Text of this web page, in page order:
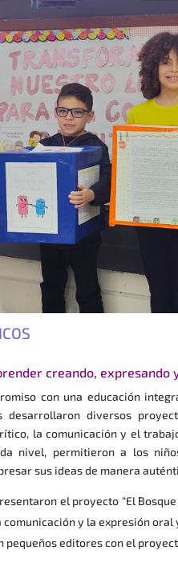
creando, expresando
con una educación
desarrollaron diversos
la comunicación y el
nivel, permitieron a los
sus ideas de manera
el proyecto “El
y la expresión oral
editores con el